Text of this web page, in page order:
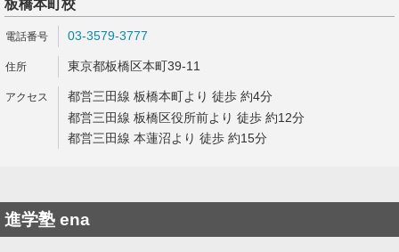
板橋本町校
03-3579-3777
東京都板橋区本町39-11
都営三田線 板橋本町より 徒歩 約4分
都営三田線 板橋区役所前より 徒歩 約12分
都営三田線 本蓮沼より 徒歩 約15分
進学塾 ena